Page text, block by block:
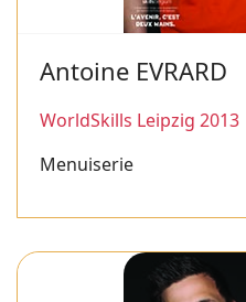
Antoine EVRARD
WorldSkills Leipzig 2013
Menuiserie